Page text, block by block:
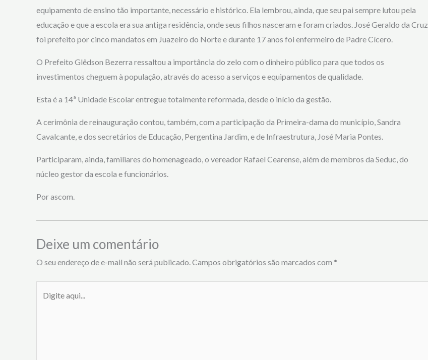
equipamento de ensino tão importante, necessário e histórico. Ela lembrou, ainda, que seu pai sempre lutou pela
educação e que a escola era sua antiga residência, onde seus filhos nasceram e foram criados. José Geraldo da Cruz
foi prefeito por cinco mandatos em Juazeiro do Norte e durante 17 anos foi enfermeiro de Padre Cícero.
O Prefeito Glêdson Bezerra ressaltou a importância do zelo com o dinheiro público para que todos os
investimentos cheguem à população, através do acesso a serviços e equipamentos de qualidade.
Esta é a 14ª Unidade Escolar entregue totalmente reformada, desde o início da gestão.
A cerimônia de reinauguração contou, também, com a participação da Primeira-dama do município, Sandra
Cavalcante, e dos secretários de Educação, Pergentina Jardim, e de Infraestrutura, José Maria Pontes.
Participaram, ainda, familiares do homenageado, o vereador Rafael Cearense, além de membros da Seduc, do
núcleo gestor da escola e funcionários.
Por ascom.
Deixe um comentário
O seu endereço de e-mail não será publicado.Campos obrigatórios são marcados com *
aqui...